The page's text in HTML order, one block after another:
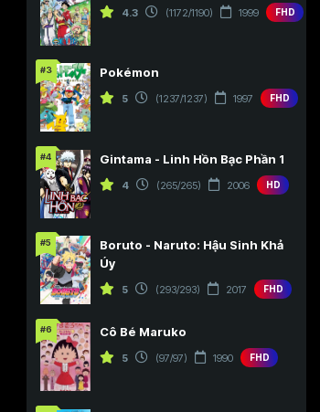
4.3 (1172/1190) 1999 FHD
#3 Pokémon
5 (1237/1237) 1997 FHD
#4 Gintama - Linh Hồn Bạc Phần 1
4 (265/265) 2006 HD
#5
Boruto - Naruto: Hậu Sinh Khả
Úy
5 (293/293) 2017 FHD
#6 Cô Bé Maruko
5 (97/97) 1990 FHD